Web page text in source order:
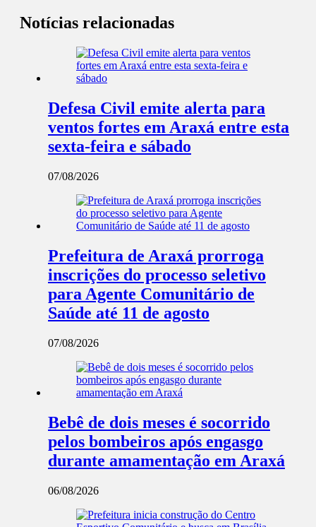
Notícias relacionadas
Defesa Civil emite alerta para
ventos fortes em Araxá entre esta
sexta-feira e sábado
07/08/2026
Prefeitura de Araxá prorroga
inscrições do processo seletivo
para Agente Comunitário de
Saúde até 11 de agosto
07/08/2026
Bebê de dois meses é socorrido
pelos bombeiros após engasgo
durante amamentação em Araxá
06/08/2026